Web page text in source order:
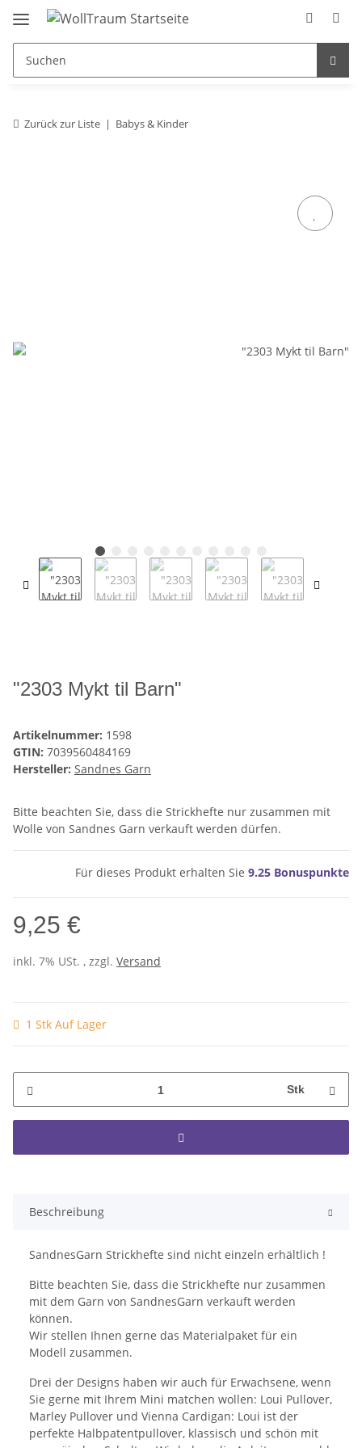
Zurück zur Liste Babys & Kinder
"2303 Mykt til Barn"
Artikelnummer: 1598
GTIN: 7039560484169
Hersteller: Sandnes Garn
Bitte beachten Sie, dass die Strickhefte nur zusammen mit
Wolle von Sandnes Garn verkauft werden dürfen.
Für dieses Produkt erhalten Sie 9.25 Bonuspunkte
9,25 €
inkl. 7% USt. , zzgl. Versand
1 Stk Auf Lager
Stk
Beschreibung
SandnesGarn Strickhefte sind nicht einzeln erhältlich !
Bitte beachten Sie, dass die Strickhefte nur zusammen
mit dem Garn von SandnesGarn verkauft werden
können.
Wir stellen Ihnen gerne das Materialpaket für ein
Modell zusammen.
Drei der Designs haben wir auch für Erwachsene, wenn
Sie gerne mit Ihrem Mini matchen wollen: Loui Pullover,
Marley Pullover und Vienna Cardigan: Loui ist der
perfekte Halbpatentpullover, klassisch und schön mit